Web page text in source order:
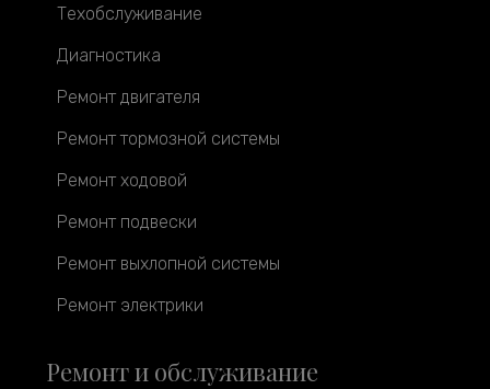
Техобслуживание
Диагностика
Ремонт двигателя
Ремонт тормозной системы
Ремонт ходовой
Ремонт подвески
Ремонт выхлопной системы
Ремонт электрики
Ремонт и обслуживание